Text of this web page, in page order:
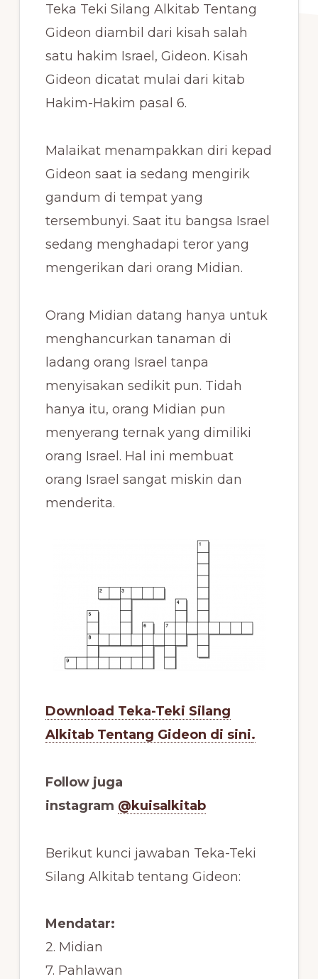
Teka Teki Silang Alkitab Tentang
Gideon diambil dari kisah salah
satu hakim Israel, Gideon. Kisah
Gideon dicatat mulai dari kitab
Hakim-Hakim pasal 6.
Malaikat menampakkan diri kepad
Gideon saat ia sedang mengirik
gandum di tempat yang
tersembunyi. Saat itu bangsa Israel
sedang menghadapi teror yang
mengerikan dari orang Midian.
Orang Midian datang hanya untuk
menghancurkan tanaman di
ladang orang Israel tanpa
menyisakan sedikit pun. Tidah
hanya itu, orang Midian pun
menyerang ternak yang dimiliki
orang Israel. Hal ini membuat
orang Israel sangat miskin dan
menderita.
Download Teka-Teki Silang
Alkitab Tentang Gideon di sini.
Follow juga
instagram @kuisalkitab
Berikut kunci jawaban Teka-Teki
Silang Alkitab tentang Gideon:
Mendatar:
2. Midian
7. Pahlawan